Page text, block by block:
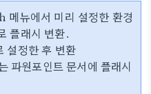
뉴에서 미리 설정한 환경
플래시 변환.
정한 후 변환
원포인트 문서에 플래시